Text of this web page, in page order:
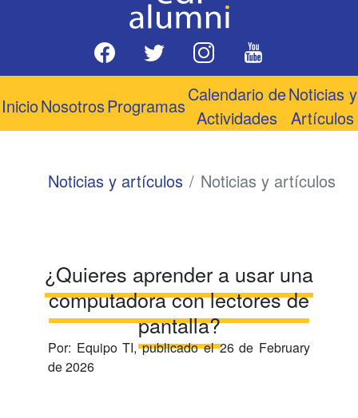
InicioNosotrosProgramas
Calendario de
Actividades
Noticias y
Artículos
Noticias y artículos Noticias y artículos
¿Quieres aprender a usar una
computadora con lectores de
pantalla?
Por: Equipo TI, publicado el26 de February
de 2026